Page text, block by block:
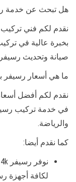
هل تبحث عن خدمة
نقدم لكم فني
صيانة وتحديث
ما هي أسعار رسيفر
نقدم لكم أفضل
في خدمة تركيب
والرياضة.
كما نقدم أيضا:
لكافة أجهزة